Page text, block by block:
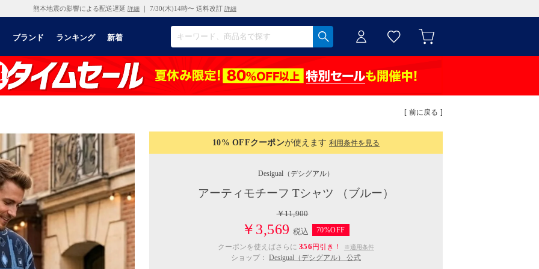
熊本地震の影響による配送遅延 詳細 ｜ 7/30(木)14時〜 送料改訂 詳細
ブランド ランキング 新着
[ 前に戻る ]
10% OFFクーポンが使えます 利用条件を見る
Desigual （デシグアル）
アーティモチーフ Tシャツ （ブルー）
￥11,900
￥3,569 税込
70%OFF
クーポンを使えばさらに356円引き！ ※適用条件
ショップ： Desigual（デシグアル） 公式